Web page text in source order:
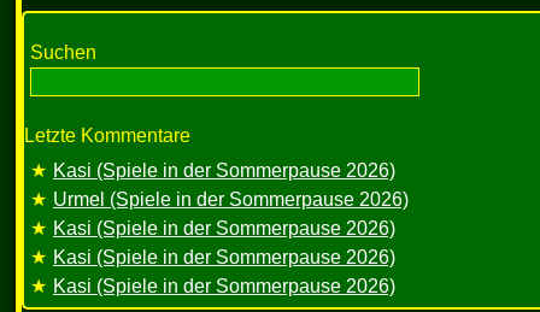
Suchen
Letzte Kommentare
Kasi (Spiele in der Sommerpause 2026)
Urmel (Spiele in der Sommerpause 2026)
Kasi (Spiele in der Sommerpause 2026)
Kasi (Spiele in der Sommerpause 2026)
Kasi (Spiele in der Sommerpause 2026)